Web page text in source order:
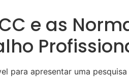
e as
para apresentar uma